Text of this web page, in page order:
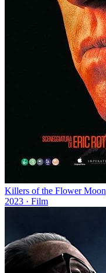
Killers of the Flower Moon
2023 · Film